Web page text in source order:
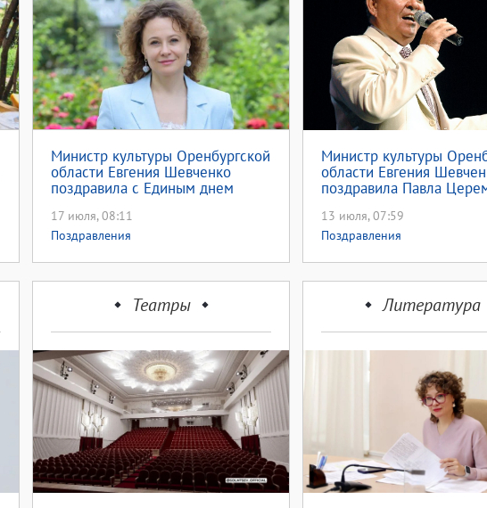
Министр культуры Оренбургской
области Евгения Шевченко
поздравила с Единым днем
17 июля, 08:11
Поздравления
Министр культуры
области Евгения
поздравила Павла
13 июля, 07:59
Поздравления
Театры Литература